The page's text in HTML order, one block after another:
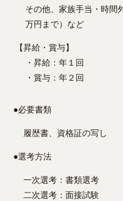
その他、家族手当・時間
万円まで）など
【昇給・賞与】
・昇給：年１回
・賞与：年２回
●必要書類
履歴書、資格証の写し
●選考方法
一次選考：書類選考
二次選考：面接試験